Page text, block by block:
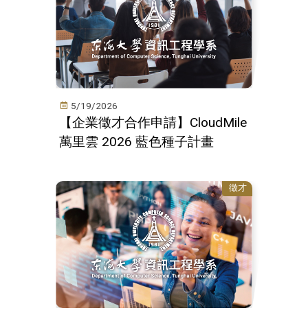
5/19/2026
【企業徵才合作申請】CloudMile
萬里雲 2026 藍色種子計畫
徵才